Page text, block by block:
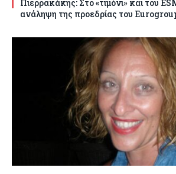
Πιερρακάκης: Στο «τιμόνι» και του
ανάληψη της προεδρίας του